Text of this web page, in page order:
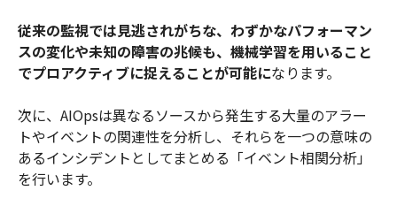
従来の監視では見逃されがちな、わずかなパフォーマン
スの変化や未知の障害の兆候も、機械学習を用いること
でプロアクティブに捉えることが可能になります。
次に、AIOpsは異なるソースから発生する大量のアラー
トやイベントの関連性を分析し、それらを一つの意味の
あるインシデントとしてまとめる「イベント相関分析」
を行います。